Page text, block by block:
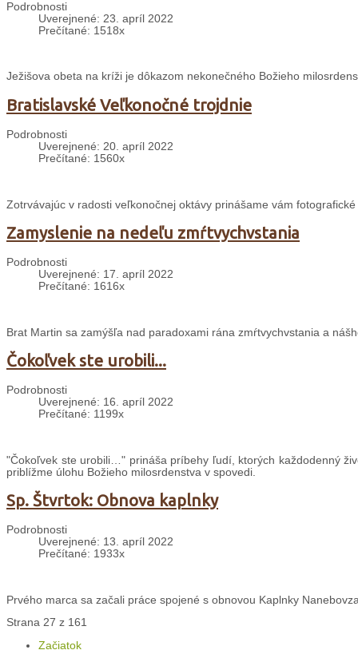
Podrobnosti
Uverejnené: 23. apríl 2022
Prečítané: 1518x
Ježišova obeta na kríži je dôkazom nekonečného Božieho
Bratislavské Veľkonočné trojdnie
Podrobnosti
Uverejnené: 20. apríl 2022
Prečítané: 1560x
Zotrvávajúc v radosti veľkonočnej oktávy prinášame vám
Zamyslenie na nedeľu zmŕtvychvstania
Podrobnosti
Uverejnené: 17. apríl 2022
Prečítané: 1616x
Brat Martin sa zamýšľa nad paradoxami rána zmŕtvychvstania a
Čokoľvek ste urobili...
Podrobnosti
Uverejnené: 16. apríl 2022
Prečítané: 1199x
"Čokoľvek ste urobili…" prináša príbehy ľudí, ktorých každodenný
priblížme úlohu Božieho milosrdenstva v spovedi.
Sp. Štvrtok: Obnova kaplnky
Podrobnosti
Uverejnené: 13. apríl 2022
Prečítané: 1933x
Prvého marca sa začali práce spojené s obnovou Kaplnky
Strana 27 z 161
Začiatok